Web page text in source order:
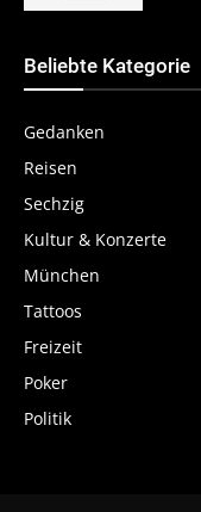
Beliebte Kategorie
Gedanken
Reisen
Sechzig
Kultur & Konzerte
München
Tattoos
Freizeit
Poker
Politik